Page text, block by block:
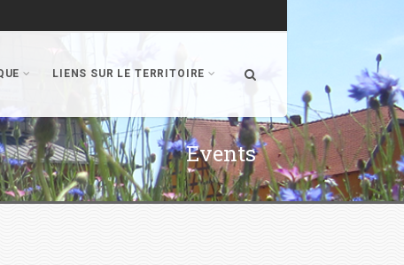
LIENS SUR LE TERRITOIRE
Events